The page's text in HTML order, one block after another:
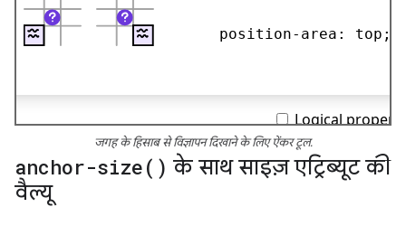
जगह के हिसाब से विज्ञापन दिखाने के लिए ऐंकर टूल.
anchor-size( ) के साथ साइज़ एट्रिब्यूट की
वैल्यू